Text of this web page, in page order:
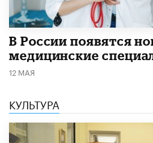
В России появятся
медицинские
12 МАЯ
КУЛЬТУРА